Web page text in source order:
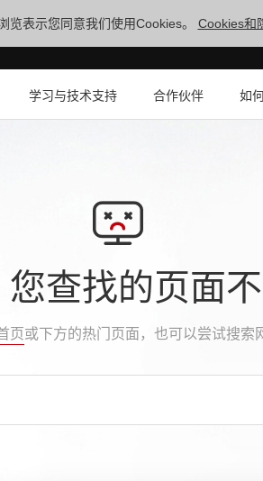
览表示您同意我们使用Cookies。 Cookies和
学习与技术支持 合作伙伴 如
查找的页面
页或下方的热门页面，也可以尝试搜索